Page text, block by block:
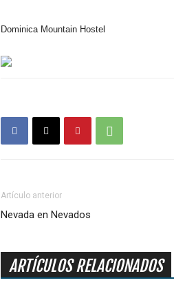
Dominica Mountain Hostel
Artículo anterior
Nevada en Nevados
ARTÍCULOS RELACIONADOS